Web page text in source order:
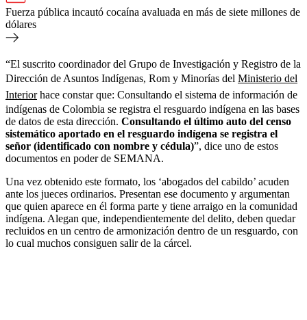
Fuerza pública incautó cocaína avaluada en más de siete millones de
dólares
“El suscrito coordinador del Grupo de Investigación y Registro de la
Dirección de Asuntos Indígenas, Rom y Minorías del Ministerio del
Interiorhace constar que: Consultando el sistema de información de
indígenas de Colombia se registra el resguardo indígena en las bases
de datos de esta dirección. Consultando el último auto del censo
sistemático aportado en el resguardo indígena se registra el
señor (identificado con nombre y cédula)”, dice uno de estos
documentos en poder de SEMANA.
Una vez obtenido este formato, los ‘abogados del cabildo’ acuden
ante los jueces ordinarios. Presentan ese documento y argumentan
que quien aparece en él forma parte y tiene arraigo en la comunidad
indígena. Alegan que, independientemente del delito, deben quedar
recluidos en un centro de armonización dentro de un resguardo, con
lo cual muchos consiguen salir de la cárcel.